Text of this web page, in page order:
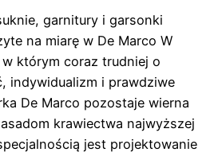
garnitury i garsonki
na miarę w De Marco W
którym coraz trudniej o
indywidualizm i prawdziwe
De Marco pozostaje wierna
krawiectwa najwyższej
jest projektowanie